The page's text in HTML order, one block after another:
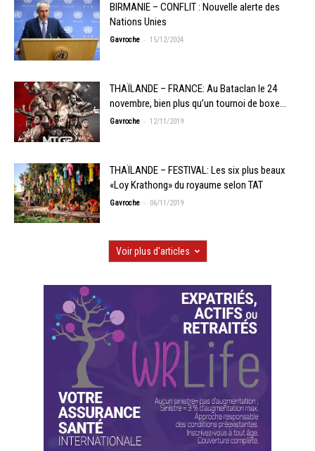
BIRMANIE – CONFLIT : Nouvelle alerte des
Nations Unies
Gavroche - 15/12/2024
THAÏLANDE – FRANCE: Au Bataclan le 24
novembre, bien plus qu’un tournoi de boxe…
Gavroche - 12/11/2019
THAÏLANDE – FESTIVAL: Les six plus beaux
«Loy Krathong» du royaume selon TAT
Gavroche - 06/11/2019
Voir plus d'articles